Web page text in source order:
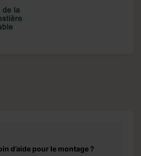
d’aide pour le montage ?